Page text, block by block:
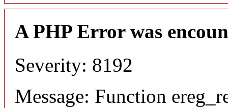
A PHP Error was
Severity: 8192
Message: Function